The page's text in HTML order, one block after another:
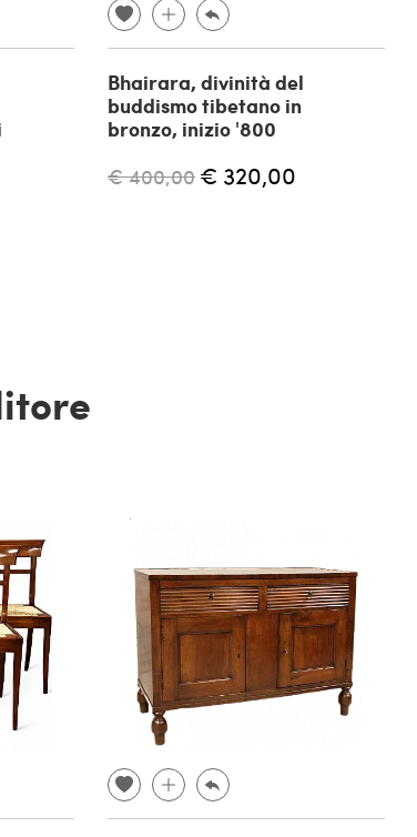
Bhairara, divinità del
buddismo tibetano in
bronzo, inizio '800
€ 400,00 € 320,00